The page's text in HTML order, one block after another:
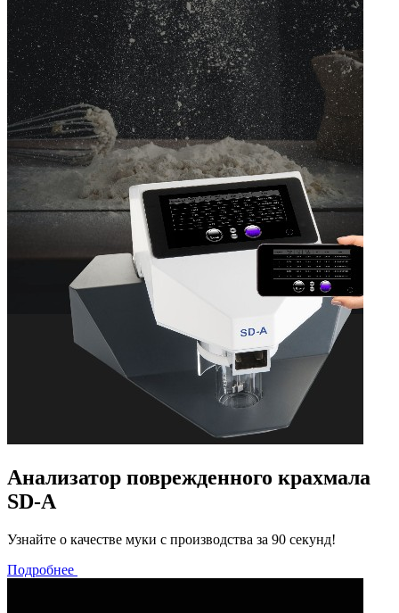
Анализатор поврежденного крахмала
SD-A
Узнайте о качестве муки с производства за 90 секунд!
Подробнее